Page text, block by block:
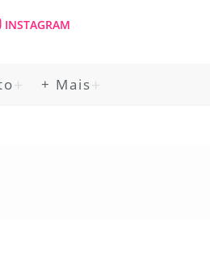
INSTAGRAM
+ Mais